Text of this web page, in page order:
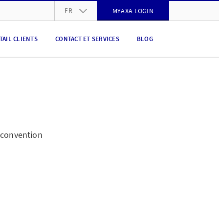
FR MYAXA LOGIN
CLIENTS CONTACT ET SERVICES BLOG